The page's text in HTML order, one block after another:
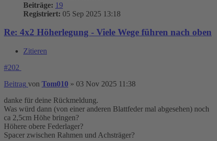
Beiträge: 19
Registriert: 05 Sep 2025 13:18
Re: 4x2 Höherlegung - Viele Wege führen nach oben
Zitieren
#202
Beitrag von Tom010 » 03 Nov 2025 11:38
danke für deine Rückmeldung.
Was würd dann (von einer anderen Blattfeder mal abgesehen) noch
ca 2,5cm Höhe bringen?
Höhere obere Federlager?
Spacer zwischen Rahmen und Achsträger?